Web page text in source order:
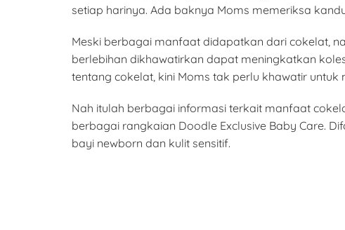
setiap harinya. Ada baknya Moms memeriksa
Meski berbagai manfaat didapatkan dari cokelat,
berlebihan dikhawatirkan dapat meningkatkan
tentang cokelat, kini Moms tak perlu khawatir untuk
Nah itulah berbagai informasi terkait manfaat
berbagai rangkaian Doodle Exclusive Baby Care.
bayi newborn dan kulit sensitif.